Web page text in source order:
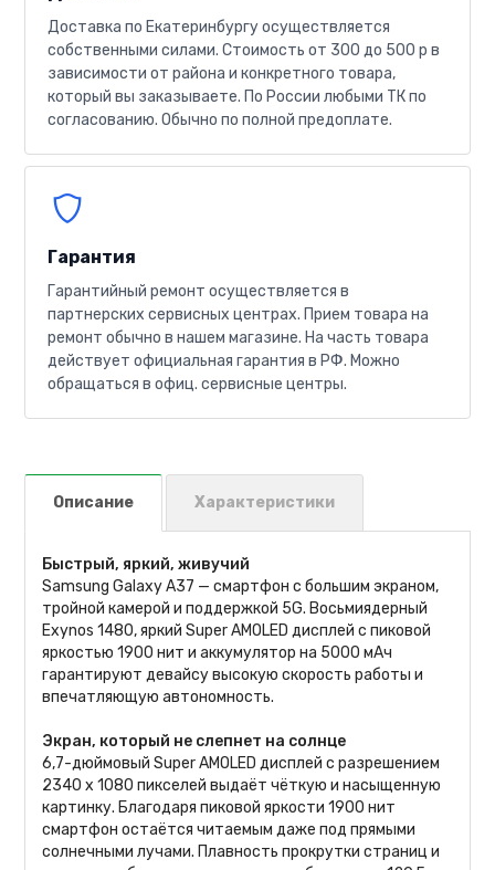
Доставка по Екатеринбургу осуществляется
собственными силами. Стоимость от 300 до 500 р в
зависимости от района и конкретного товара,
который вы заказываете. По России любыми ТК по
согласованию. Обычно по полной предоплате.
Гарантия
Гарантийный ремонт осуществляется в
партнерских сервисных центрах. Прием товара на
ремонт обычно в нашем магазине. На часть товара
действует официальная гарантия в РФ. Можно
обращаться в офиц. сервисные центры.
Описание Характеристики
Быстрый, яркий, живучий
Samsung Galaxy A37 — смартфон с большим экраном,
тройной камерой и поддержкой 5G. Восьмиядерный
Exynos 1480, яркий Super AMOLED дисплей с пиковой
яркостью 1900 нит и аккумулятор на 5000 мАч
гарантируют девайсу высокую скорость работы и
впечатляющую автономность.
Экран, который не слепнет на солнце
6,7-дюймовый Super AMOLED дисплей с разрешением
2340 x 1080 пикселей выдаёт чёткую и насыщенную
картинку. Благодаря пиковой яркости 1900 нит
смартфон остаётся читаемым даже под прямыми
солнечными лучами. Плавность прокрутки страниц и